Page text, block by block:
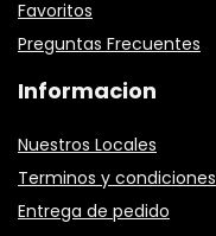
Favoritos
Preguntas Frecuentes
Informacion
Nuestros Locales
Terminos y condiciones
Entrega de pedido